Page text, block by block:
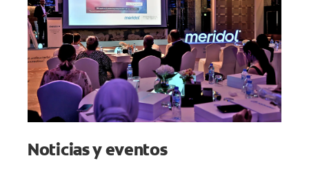
Noticias y eventos